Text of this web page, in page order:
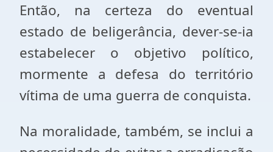
Então, na certeza do eventual
estado de beligerância, dever-se-ia
estabelecer o objetivo político,
mormente a defesa do território
vítima de uma guerra de conquista.
Na moralidade, também, se inclui a